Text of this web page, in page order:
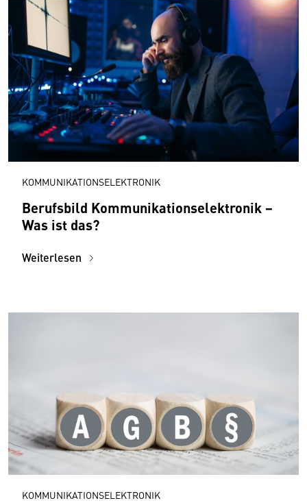
KOMMUNIKATIONSELEKTRONIK
Berufsbild Kommunikationselektronik −
Was ist das?
Weiterlesen
KOMMUNIKATIONSELEKTRONIK